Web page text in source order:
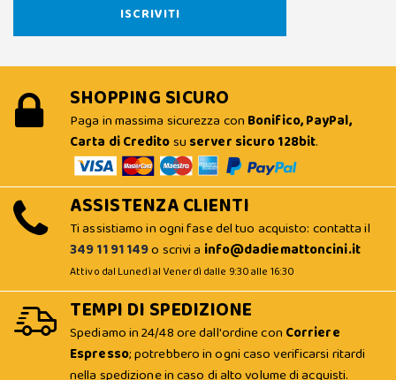
SHOPPING SICURO
Paga in massima sicurezza con Bonifico, PayPal,
Carta di Creditosu server sicuro 128bit.
ASSISTENZA CLIENTI
Ti assistiamo in ogni fase del tuo acquisto: contatta il
349 11 91 149o scrivi a info@dadiemattoncini.it
Attivo dal Lunedì al Venerdì dalle 9:30 alle 16:30
TEMPI DI SPEDIZIONE
Spediamo in 24/48 ore dall'ordine con Corriere
Espresso; potrebbero in ogni caso verificarsi ritardi
nella spedizione in caso di alto volume di acquisti.